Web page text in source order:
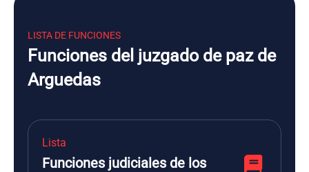
LISTA DE FUNCIONES
Funciones del juzgado de paz de
Arguedas
Lista
Funciones judiciales de los